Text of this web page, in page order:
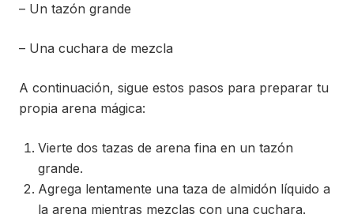
– Un tazón grande
– Una cuchara de mezcla
A continuación, sigue estos pasos para preparar tu
propia arena mágica:
Vierte dos tazas de arena fina en un tazón
grande.
Agrega lentamente una taza de almidón líquido a
la arena mientras mezclas con una cuchara.